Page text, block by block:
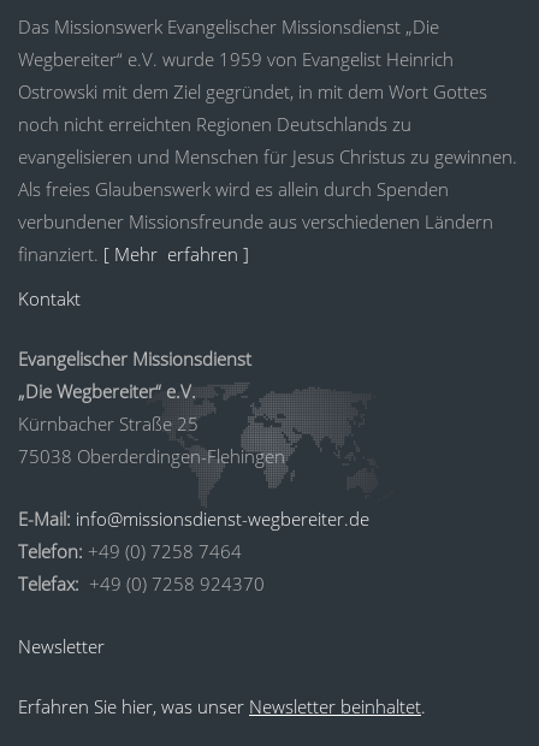
Das Missionswerk Evangelischer Missionsdienst „Die
Wegbereiter“ e.V. wurde 1959 von Evangelist Heinrich
Ostrowski mit dem Ziel gegründet, in mit dem Wort Gottes
noch nicht erreichten Regionen Deutschlands zu
evangelisieren und Menschen für Jesus Christus zu gewinnen.
Als freies Glaubenswerk wird es allein durch Spenden
verbundener Missionsfreunde aus verschiedenen Ländern
finanziert. [ Mehr erfahren ]
Kontakt
Evangelischer Missionsdienst
„Die Wegbereiter“ e.V.
Kürnbacher Straße 25
75038 Oberderdingen-Flehingen
E-Mail: info@missionsdienst-wegbereiter.de
Telefon: +49 (0) 7258 7464
Telefax: +49 (0) 7258 924370
Newsletter
Erfahren Sie hier, was unser Newsletter beinhaltet.